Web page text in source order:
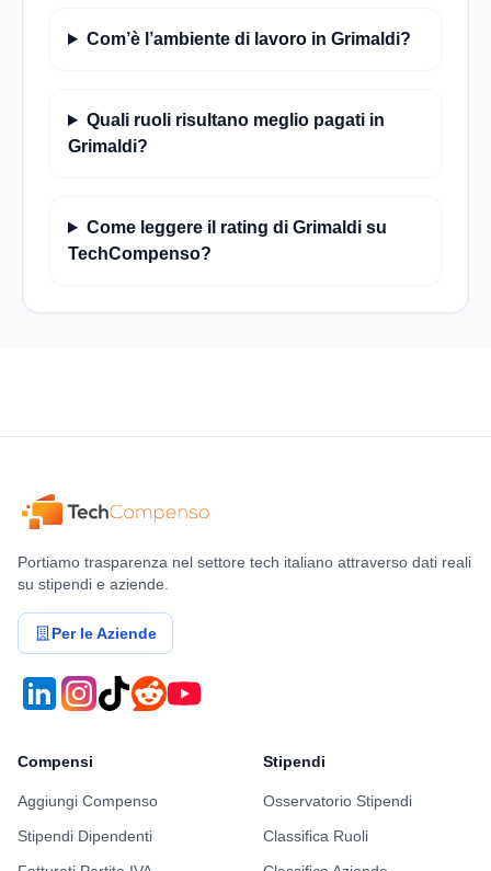
Com’è l’ambiente di lavoro in Grimaldi?
Quali ruoli risultano meglio pagati in
Grimaldi?
Come leggere il rating di Grimaldi su
TechCompenso?
Portiamo trasparenza nel settore tech italiano attraverso dati reali
su stipendi e aziende.
Per le Aziende
Compensi
Aggiungi Compenso
Stipendi Dipendenti
Stipendi
Osservatorio Stipendi
Classifica Ruoli